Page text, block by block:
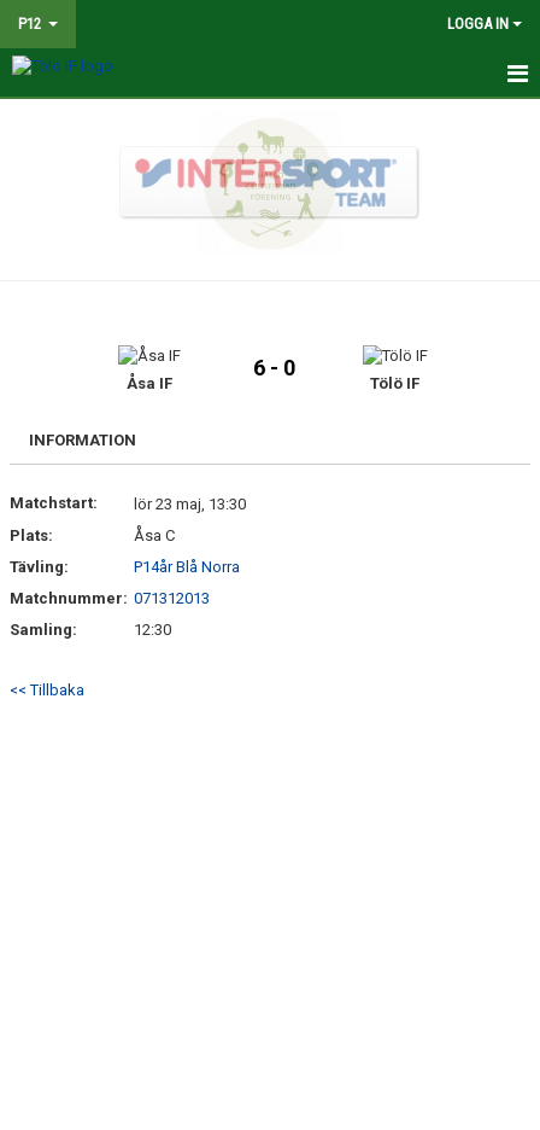
P12 LOGGA IN
DOKUMENT
Åsa IF
6 - 0
Tölö IF
INFORMATION
Matchstart:
lör 23 maj, 13:30
Plats:
Åsa C
Tävling:
P14år Blå Norra
Matchnummer: 071312013
Samling:
12:30
<< Tillbaka